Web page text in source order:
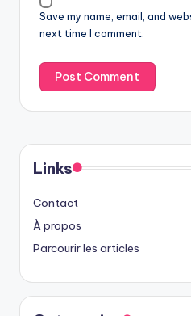
Save my name, email, and
next time I comment.
Links
Contact
À propos
Parcourir les articles